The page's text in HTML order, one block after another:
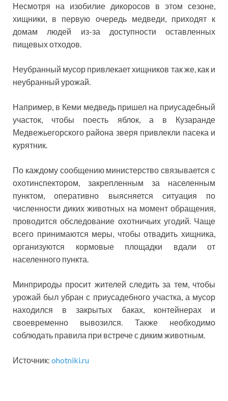
Несмотря на изобилие дикоросов в этом сезоне,
хищники, в первую очередь медведи, приходят к
домам людей из-за доступности оставленных
пищевых отходов.
Неубранный мусор привлекает хищников так же, как и
неубранный урожай.
Например, в Кеми медведь пришел на приусадебный
участок, чтобы поесть яблок, а в Кузаранде
Медвежьегорского района зверя привлекли пасека и
курятник.
По каждому сообщению министерство связывается с
охотинспектором, закрепленным за населенным
пунктом, оперативно выясняется ситуация по
численности диких животных на момент обращения,
проводится обследование охотничьих угодий. Чаще
всего принимаются меры, чтобы отвадить хищника,
организуются кормовые площадки вдали от
населенного пункта.
Минприроды просит жителей следить за тем, чтобы
урожай был убран с приусадебного участка, а мусор
находился в закрытых баках, контейнерах и
своевременно вывозился. Также необходимо
соблюдать правила при встрече с диким животным.
Источник: ohotniki.ru